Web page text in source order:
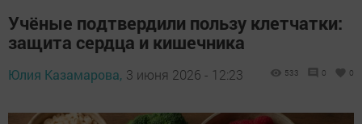
Учёные подтвердили пользу клетчатки:
защита сердца и кишечника
Юлия Казамарова, 3 июня 2026 - 12:23 533 0 0